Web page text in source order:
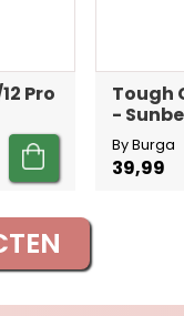
Pro
Tough
-
By Burga
39,99